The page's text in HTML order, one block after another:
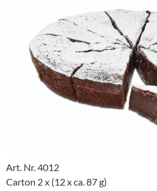
Art. Nr. 4012
Carton 2 x (12 x ca. 87 g)